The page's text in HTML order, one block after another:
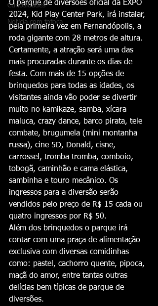
Curiosidades
Notícia com fofoca
O parque de diversões oficial da EXPO
2024, Kid Play Center Park, irá instalar,
pela primeira vez em Fernandópolis, a
roda gigante com 28 metros de altura.
Certamente, a atração será uma das
mais procuradas durante os dias de
festa. Com mais de 15 opções de
brinquedos para todas as idades, os
visitantes ainda vão poder se divertir
muito no kamikaze, samba, xícara
maluca, crazy dance, barco pirata, tele
combate, brugumela (mini montanha
russa), cine 5D, Donald, cisne,
carrossel, tromba tromba, comboio,
tobogã, caminhão e cama elástica,
sambinha e touro mecânico. Os
ingressos para a diversão serão
vendidos pelo preço de R$ 15 cada ou
quatro ingressos por R$ 50.
Além dos brinquedos o parque irá
contar com uma praça de alimentação
exclusiva com diversas comidinhas
como: pastel, cachorro quente, pipoca,
maçã do amor, entre tantas outras
delícias bem típicas de parque de
diversões.